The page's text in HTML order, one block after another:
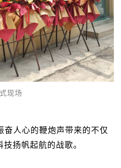
现场
奋人心的鞭炮声带来的不仅
扬帆起航的战歌。